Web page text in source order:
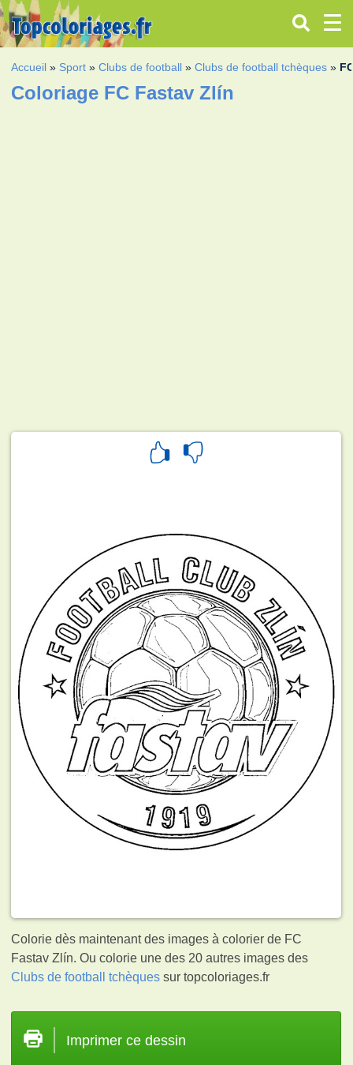
Accueil » Sport »Clubs de football »Clubs de football tchèques »
Coloriage FC Fastav Zlín
Colorie dès maintenant des images à colorier de FC
Fastav Zlín. Ou colorie une des 20 autres images des
Clubs de football tchèques sur topcoloriages.fr
Imprimer ce dessin